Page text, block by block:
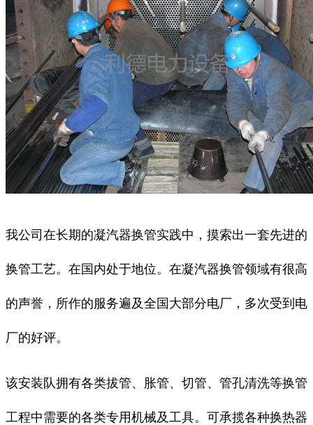
我公司在长期的凝汽器换管实践中，摸索出一套先进的
换管工艺。在国内处于地位。在凝汽器换管领域有很高
的声誉，所作的服务遍及全国大部分电厂，多次受到电
厂的好评。
该安装队拥有各类拔管、胀管、切管、管孔清洗等换管
工程中需要的各类专用机械及工具。可承揽各种换热器